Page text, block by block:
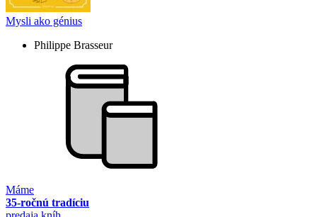
Mysli ako génius
Philippe Brasseur
Máme
35-ročnú tradíciu